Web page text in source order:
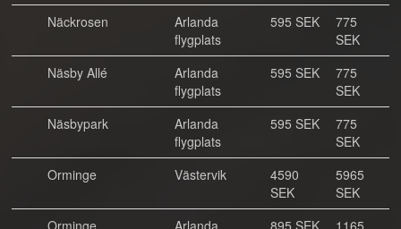
Näckrosen
Arlanda
flygplats
595 SEK
775
SEK
Näsby Allé
Arlanda
flygplats
595 SEK
775
SEK
Näsbypark
Arlanda
flygplats
595 SEK
775
SEK
Orminge
Västervik
4590
SEK
5965
SEK
Orminge
Arlanda
895 SEK
1165